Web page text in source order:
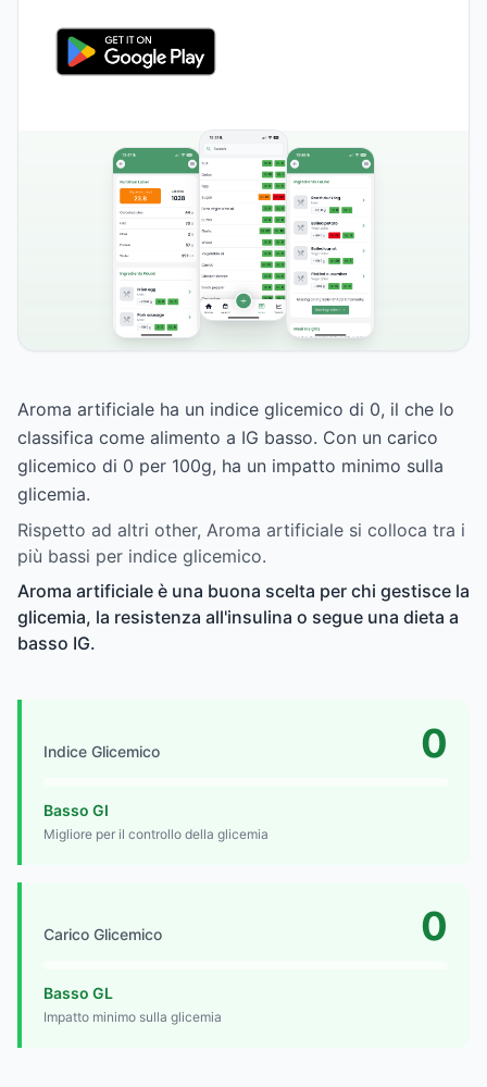
Aroma artificiale ha un indice glicemico di 0, il che lo
classifica come alimento a IG basso. Con un carico
glicemico di 0 per 100g, ha un impatto minimo sulla
glicemia.
Rispetto ad altri other, Aroma artificiale si colloca tra i
più bassi per indice glicemico.
Aroma artificiale è una buona scelta per chi gestisce la
glicemia, la resistenza all'insulina o segue una dieta a
basso IG.
Indice Glicemico 0
Basso GI
Migliore per il controllo della glicemia
Carico Glicemico 0
Basso GL
Impatto minimo sulla glicemia